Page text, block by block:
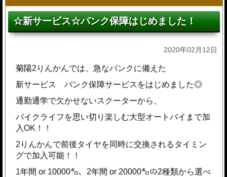
☆新サービス☆パンク保障はじめました！
2020年02月12日
菊陽2りんかんでは、急なパンクに備えた
新サービス パンク保障サービスをはじめました◎
通勤通学で欠かせないスクーターから、
バイクライフを思い切り楽しむ大型オートバイまで加
入OK！！
2りんかんで前後タイヤを同時に交換されるタイミン
グで加入可能！！
1年間 or 10000㌔、2年間 or 20000㌔の2種類から選べ